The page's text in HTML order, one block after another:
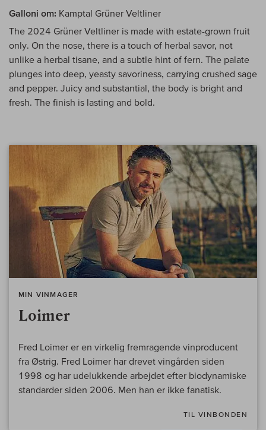
Galloni om: Kamptal Grüner Veltliner
The 2024 Grüner Veltliner is made with estate-grown fruit
only. On the nose, there is a touch of herbal savor, not
unlike a herbal tisane, and a subtle hint of fern. The palate
plunges into deep, yeasty savoriness, carrying crushed sage
and pepper. Juicy and substantial, the body is bright and
fresh. The finish is lasting and bold.
MIN VINMAGER
Loimer
Fred Loimer er en virkelig fremragende vinproducent
fra Østrig. Fred Loimer har drevet vingården siden
1998 og har udelukkende arbejdet efter biodynamiske
standarder siden 2006. Men han er ikke fanatisk.
TIL VINBONDEN